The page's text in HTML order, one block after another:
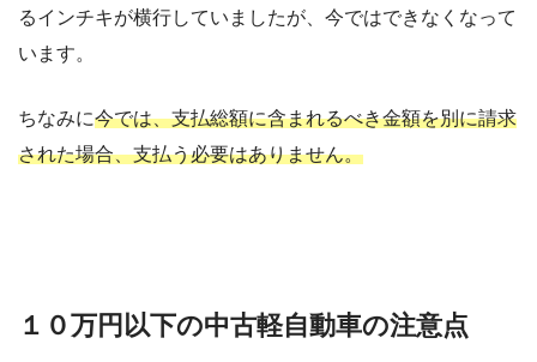
るインチキが横行していましたが、今ではできなくなって
います。
ちなみに今では、支払総額に含まれるべき金額を別に請求
された場合、支払う必要はありません。
１０万円以下の中古軽自動車の注意点